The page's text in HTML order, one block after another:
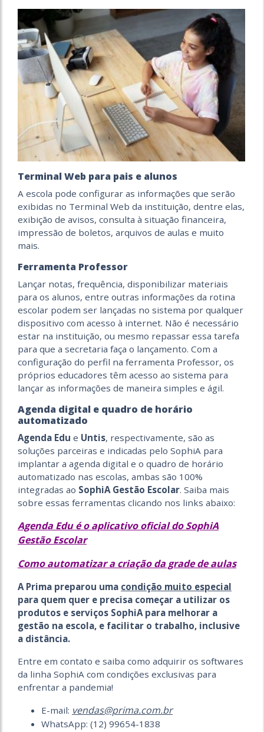
Terminal Web para pais e alunos
A escola pode configurar as informações que serão
exibidas no Terminal Web da instituição, dentre elas,
exibição de avisos, consulta à situação financeira,
impressão de boletos, arquivos de aulas e muito
mais.
Ferramenta Professor
Lançar notas, frequência, disponibilizar materiais
para os alunos, entre outras informações da rotina
escolar podem ser lançadas no sistema por qualquer
dispositivo com acesso à internet. Não é necessário
estar na instituição, ou mesmo repassar essa tarefa
para que a secretaria faça o lançamento. Com a
configuração do perfil na ferramenta Professor, os
próprios educadores têm acesso ao sistema para
lançar as informações de maneira simples e ágil.
Agenda digital e quadro de horário
automatizado
Agenda Edu e Untis, respectivamente, são as
soluções parceiras e indicadas pelo SophiA para
implantar a agenda digital e o quadro de horário
automatizado nas escolas, ambas são 100%
integradas ao SophiA Gestão Escolar. Saiba mais
sobre essas ferramentas clicando nos links abaixo:
Agenda Edu é o aplicativo oficial do SophiA
Gestão Escolar
Como automatizar a criação da grade de aulas
A Prima preparou uma condição muito especial
para quem quer e precisa começar a utilizar os
produtos e serviços SophiA para melhorar a
gestão na escola, e facilitar o trabalho, inclusive
a distância.
Entre em contato e saiba como adquirir os softwares
da linha SophiA com condições exclusivas para
enfrentar a pandemia!
E-mail: vendas@prima.com.br
WhatsApp: (12) 99654-1838